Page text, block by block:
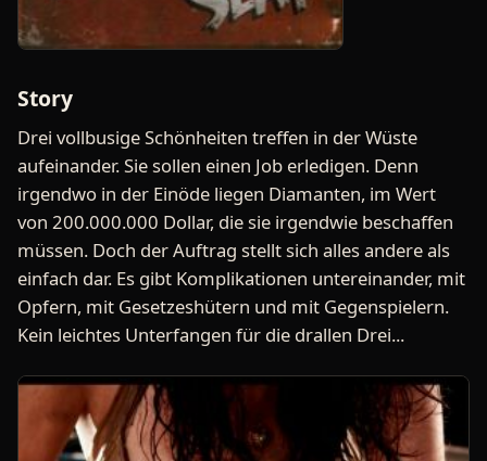
Story
Drei vollbusige Schönheiten treffen in der Wüste
aufeinander. Sie sollen einen Job erledigen. Denn
irgendwo in der Einöde liegen Diamanten, im Wert
von 200.000.000 Dollar, die sie irgendwie beschaffen
müssen. Doch der Auftrag stellt sich alles andere als
einfach dar. Es gibt Komplikationen untereinander, mit
Opfern, mit Gesetzeshütern und mit Gegenspielern.
Kein leichtes Unterfangen für die drallen Drei...